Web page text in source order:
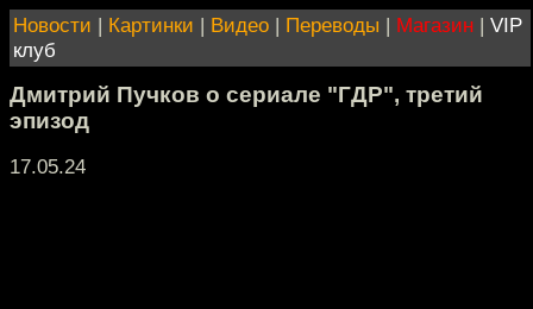
Новости | Картинки | Видео | Переводы | Магазин | VIP
клуб
Дмитрий Пучков о сериале "ГДР", третий
эпизод
17.05.24